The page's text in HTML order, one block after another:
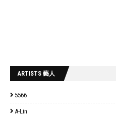
ARTISTS 藝人
5566
A-Lin